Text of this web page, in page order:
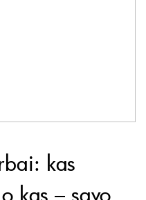
kas
kas – savo